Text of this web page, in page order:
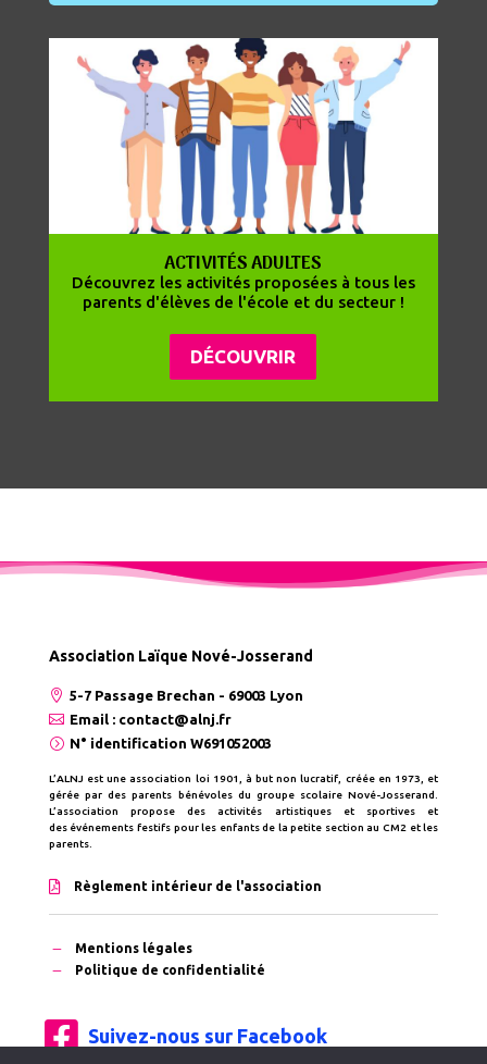
ACTIVITÉS ADULTES
Découvrez les activités proposées à tous les
parents d'élèves de l'école et du secteur !
DÉCOUVRIR
Association Laïque Nové-Josserand
 5-7 Passage Brechan - 69003 Lyon
 Email : contact@alnj.fr
= N° identification W691052003
L’ALNJ est une association loi 1901, à but non lucratif, créée en 1973, et
gérée pardes parents bénévoles du groupe scolaire Nové-Josserand.
L’association propose des activités artistiques et sportives et
des événements festifs pour les enfants de la petite section au CM2 et les
parents.
 Règlement intérieur de l'association
K Mentions légales
K Politique de confidentialité
 Suivez-nous sur Facebook